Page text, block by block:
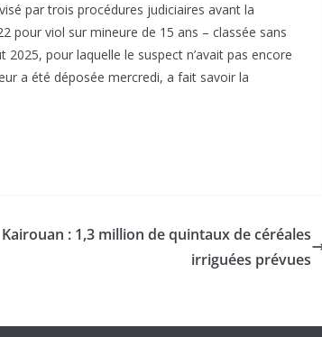
par trois procédures judiciaires avant la
pour viol sur mineure de 15 ans – classée sans
pour laquelle le suspect n’avait pas encore
a été déposée mercredi, a fait savoir la
Kairouan : 1,3 million de quintaux de céréales
irriguées prévues